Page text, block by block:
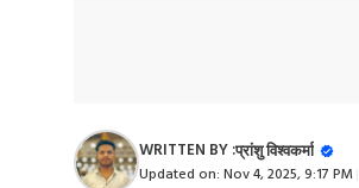
WRITTEN BY :प्रांशु विश्वकर्मा
Updated on: Nov 4, 2025, 9:17 PM